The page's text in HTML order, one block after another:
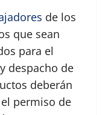
de los
que sean
para el
despacho de
deberán
permiso de